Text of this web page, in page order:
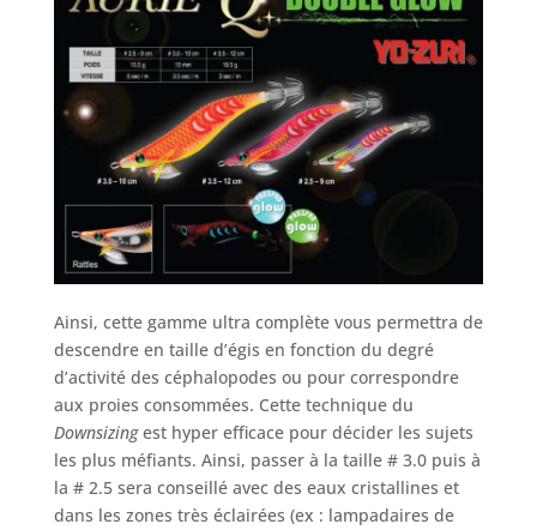
Ainsi, cette gamme ultra complète vous permettra de
descendre en taille d’égis en fonction du degré
d’activité des céphalopodes ou pour correspondre
aux proies consommées. Cette technique du
Downsizingest hyper efficace pour décider les sujets
les plus méfiants. Ainsi, passer à la taille # 3.0 puis à
la # 2.5 sera conseillé avec des eaux cristallines et
dans les zones très éclairées (ex : lampadaires de